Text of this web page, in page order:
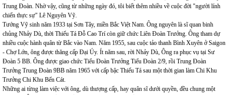
Trung Đoàn. Nhờ vậy, cũng từ những ngày đó, tôi biết thêm nhiều về cuộc đời "người lính
chiến thực sự" Lê Nguyên Vỹ.
Tướng Vỹ sinh năm 1933 tại Sơn Tây, miền Bắc Việt Nam. Ông nguyên là sĩ quan binh
chủng Nhảy Dù, thời Thiếu Tá Đỗ Cao Trí còn giữ chức Liên Đoàn Trưởng. Ông tham dự
nhiều cuộc hành quân từ Bắc vào Nam. Năm 1955, sau cuộc tảo thanh Bình Xuyên ở Saigon
- Chợ Lớn, ông được thăng cấp Đại Úy. Ít năm sau, rời Nhảy Dù, Ông ra phục vụ tại Sư
Đoàn 5 BB. Ông được giao chức Tiểu Đoàn Trưởng Tiểu Đoàn 2/9, rồi Trung Đoàn
Trưởng Trung Đoàn 9BB năm 1965 với cấp bậc Thiếu Tá sau một thời gian làm Chi Khu
Trưởng Chi Khu Bến Cát.
Những ai từng làm việc với ông, dù thượng cấp, hay quân sĩ dưới quyền, đều chung một